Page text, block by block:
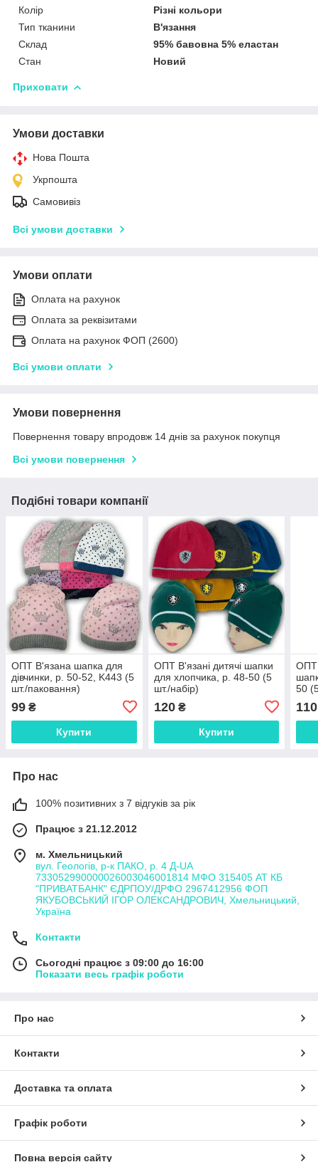
Колір
Різні кольори
Тип тканини
В'язання
Склад
95% бавовна 5% еластан
Стан
Новий
Приховати
Умови доставки
Нова Пошта
Укрпошта
Самовивіз
Всі умови доставки
Умови оплати
Оплата на рахунок
Оплата за реквізитами
Оплата на рахунок ФОП (2600)
Всі умови оплати
Умови повернення
Повернення товару впродовж 14 днів за рахунок покупця
Всі умови повернення
Подібні товари компанії
ОПТ В'язана шапка для
дівчинки, р. 50-52, K443 (5
шт./паковання)
99 ₴
Купити
ОПТ В'язані дитячі шапки
для хлопчика, р. 48-50 (5
шт./набір)
120₴
Купити
ОПТ
50
110
Про нас
100% позитивних з 7 відгуків за рік
Працює з 21.12.2012
м. Хмельницький
вул. Геологів, р-к ПАКО, р. 4 Д-UA
733052990000026003046001814 МФО 315405 АТ КБ
"ПРИВАТБАНК" ЄДРПОУ/ДРФО 2967412956 ФОП
ЯКУБОВСЬКИЙ ІГОР ОЛЕКСАНДРОВИЧ, Хмельницький,
Україна
Контакти
Сьогодні працює з 09:00 до 16:00
Показати весь графік роботи
Про нас
Контакти
Доставка та оплата
Графік роботи
Повна версія сайту